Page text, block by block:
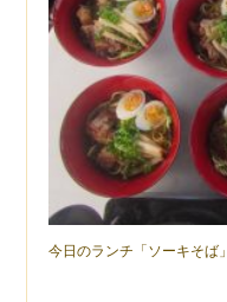
今日のランチ「ソーキそば」